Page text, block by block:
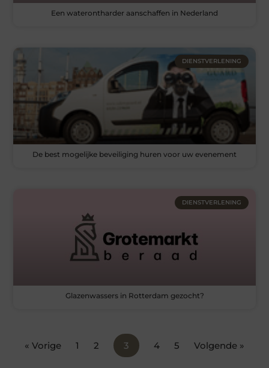
Een waterontharder aanschaffen in Nederland
DIENSTVERLENING
De best mogelijke beveiliging huren voor uw evenement
DIENSTVERLENING
Glazenwassers in Rotterdam gezocht?
« Vorige 1 2 3 4 5 Volgende »